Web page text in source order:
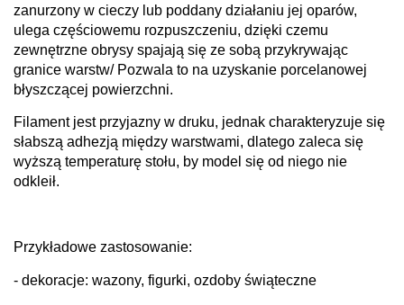
zanurzony w cieczy lub poddany działaniu jej oparów,
ulega częściowemu rozpuszczeniu, dzięki czemu
zewnętrzne obrysy spajają się ze sobą przykrywając
granice warstw/ Pozwala to na uzyskanie porcelanowej
błyszczącej powierzchni.
Filament jest przyjazny w druku, jednak charakteryzuje się
słabszą adhezją między warstwami, dlatego zaleca się
wyższą temperaturę stołu, by model się od niego nie
odkleił.
Przykładowe zastosowanie:
- dekoracje: wazony, figurki, ozdoby świąteczne